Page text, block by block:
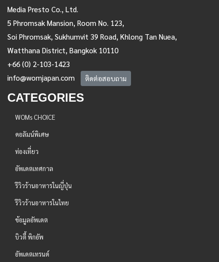
Media Presto Co., Ltd.
5 Phromsak Mansion, Room No. 123,
Soi Phromsak, Sukhumvit 39 Road, Khlong Tan Nuea,
Watthana District, Bangkok 10110
+66 (0) 2-103-1423
info@womjapan.com
ติดต่อสอบถาม
CATEGORIES
WOMs CHOICE
คอลัมน์พิเศษ
ท่องเที่ยว
อัพเดตเทศกาล
รีวิวร้านอาหารในญี่ปุ่น
รีวิวร้านอาหารในไทย
ข้อมูลอัพเดต
บิวตี้ พิกอัพ
อัพเดตเทรนด์